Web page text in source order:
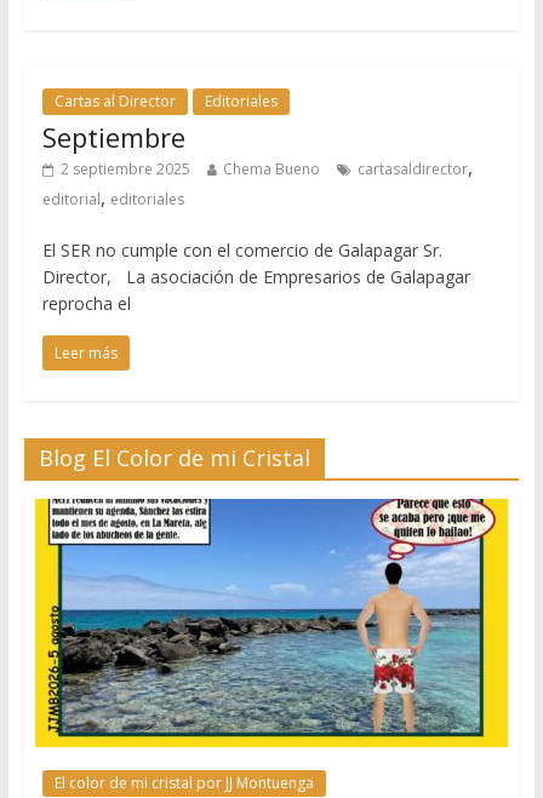
Cartas al Director Editoriales
Septiembre
2 septiembre 2025 Chema Bueno cartasaldirector,
editorial, editoriales
El SER no cumple con el comercio de Galapagar Sr.
Director, La asociación de Empresarios de Galapagar
reprocha el
Leer más
Blog El Color de mi Cristal
El color de mi cristal por JJ Montuenga